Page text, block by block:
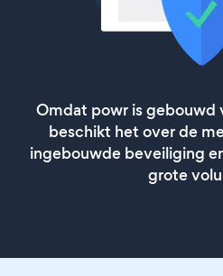
Omdat powr is gebouwd
beschikt het over de
ingebouwde beveiliging
grote